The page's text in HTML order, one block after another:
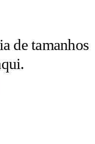
de tamanhos